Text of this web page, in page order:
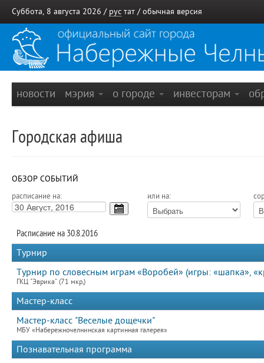
Суббота, 8 августа 2026 / рус тат / обычная версия
новости мэрия о городе инвесторам
Городская афиша
ОБЗОР СОБЫТИЙ
расписание на: или на:
Расписание на 30.8.2016
Турнир
Турнир по словесным играм «Воробей» (игры: «шапка»,
ГКЦ "Эврика" (71 мкр,)
Мастер-класс
Мастер-класс "Веселые дощечки"
МБУ «Набережночелнинская картинная галерея»
Познавательная программа